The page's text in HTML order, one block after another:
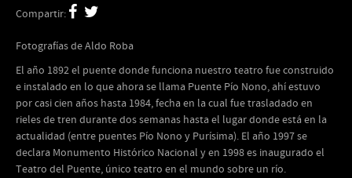
Compartir:
Fotografías de Aldo Roba
El año 1892 el puente donde funciona nuestro teatro fue construido
e instalado en lo que ahora se llama Puente Pío Nono, ahí estuvo
por casi cien años hasta 1984, fecha en la cual fue trasladado en
rieles de tren durante dos semanas hasta el lugar donde está en la
actualidad (entre puentes Pío Nono y Purísima). El año 1997 se
declara Monumento Histórico Nacional y en 1998 es inaugurado el
Teatro del Puente, único teatro en el mundo sobre un río.